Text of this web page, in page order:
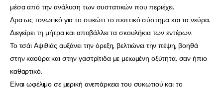
μέσα από την ανάλυση των συστατικών που περιέχει.
Δρα ως τονωτικό για το συκώτι το πεπτικό σύστημα και τα νεύρα.
Διεγείρει τη μήτρα και αποβάλλει τα σκουλήκια των εντέρων.
Το τσάι Αψιθιάς αυξάνει την όρεξη, βελτιώνει την πέψη, βοηθά
στην καούρα και στην γαστρίτιδα με μειωμένη οξύτητα, σαν ήπιο
καθαρτικό.
Είναι ωφέλιμο σε μερική ανεπάρκεια του συκωτιού και το